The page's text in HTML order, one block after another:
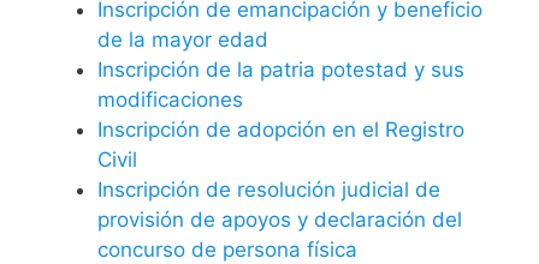
Inscripción de emancipación y beneficio
de la mayor edad
Inscripción de la patria potestad y sus
modificaciones
Inscripción de adopción en el Registro
Civil
Inscripción de resolución judicial de
provisión de apoyos y declaración del
concurso de persona física